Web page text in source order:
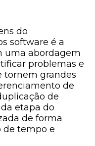
do
software é a
uma abordagem
problemas e
tornem grandes
de
de
etapa do
de forma
de tempo e